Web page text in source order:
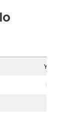
Yisheng
H591-J